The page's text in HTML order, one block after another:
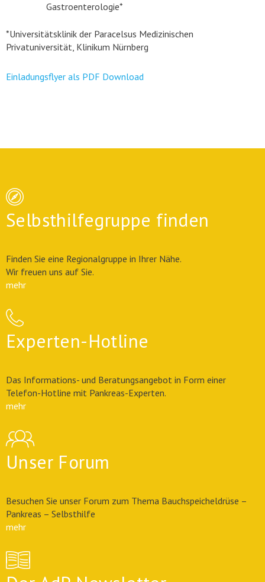
Gastroenterologie*
*Universitätsklinik der Paracelsus Medizinischen
Privatuniversität, Klinikum Nürnberg
Einladungsflyer als PDF Download
Selbsthilfegruppe finden
Finden Sie eine Regionalgruppe in Ihrer Nähe.
Wir freuen uns auf Sie.
mehr
Experten-Hotline
Das Informations- und Beratungsangebot in Form einer
Telefon-Hotline mit Pankreas-Experten.
mehr
Unser Forum
Besuchen Sie unser Forum zum Thema Bauchspeicheldrüse –
Pankreas – Selbsthilfe
mehr